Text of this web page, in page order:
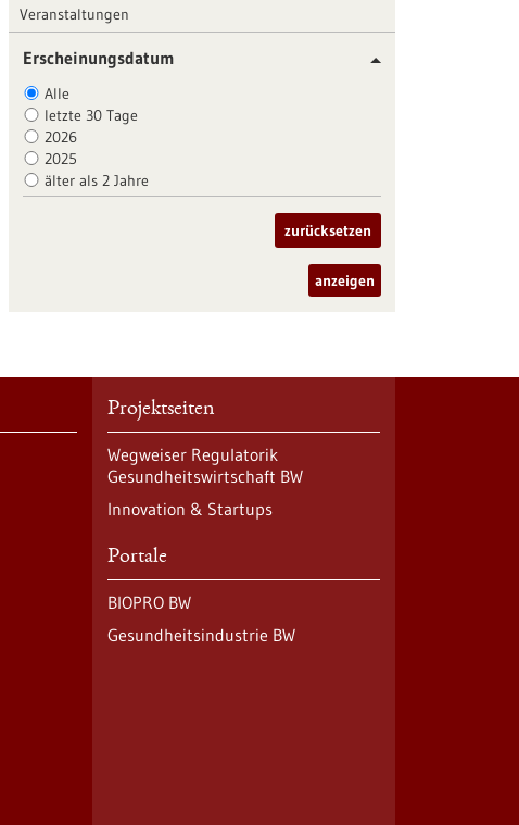
Veranstaltungen
Erscheinungsdatum
Alle
letzte 30 Tage
2026
2025
älter als 2 Jahre
zurücksetzen
anzeigen
Projektseiten
Wegweiser Regulatorik
Gesundheitswirtschaft BW
Innovation & Startups
Portale
BIOPRO BW
Gesundheitsindustrie BW